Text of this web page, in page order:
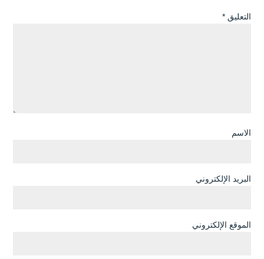
التعليق *
الاسم
البريد الإلكتروني
الموقع الإلكتروني